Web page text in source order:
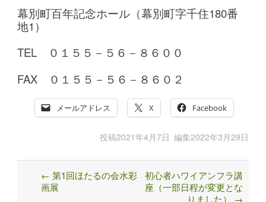
幕別町百年記念ホール（幕別町字千住180番
地1）
TEL ０１５５－５６－８６００
FAX ０１５５－５６－８６０２
メールアドレス X Facebook
投稿2021年4月7日 編集2022年3月29日
Post
navigation
← 第1回ほたるの会水彩
画展
初心者ハワイアンフラ講
座（一部日程が変更とな
りました）
→